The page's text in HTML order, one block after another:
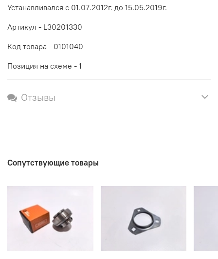
Устанавливался с 01.07.2012г. до 15.05.2019г.
Артикул - L30201330
Код товара - 0101040
Позиция на схеме - 1
Отзывы
Сопутствующие товары